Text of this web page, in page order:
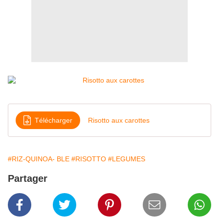
Télécharger Risotto aux carottes
#RIZ-QUINOA- BLE #RISOTTO #LEGUMES
Partager